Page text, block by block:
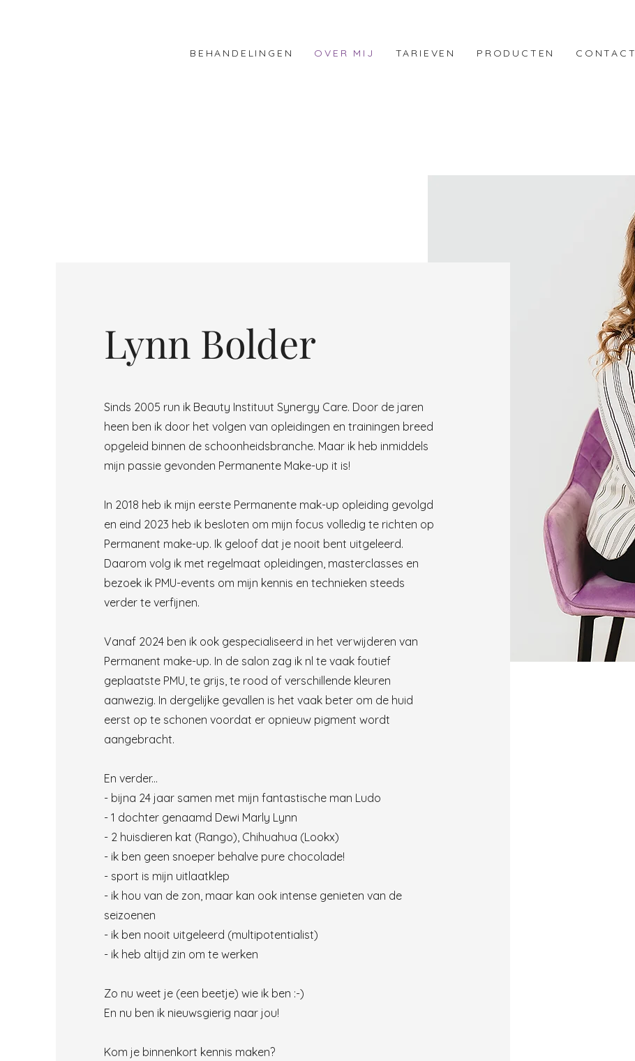
BEHANDELINGEN OVER MIJ TARIEVEN PRODUCTEN CONTACT
Lynn Bolder
Sinds 2005 run ik Beauty Instituut Synergy Care. Door de jaren
heen ben ik door het volgen van opleidingen en trainingen breed
opgeleid binnen de schoonheidsbranche. Maar ik heb inmiddels
mijn passie gevonden Permanente Make-up it is!
In 2018 heb ik mijn eerste Permanente mak-up opleiding gevolgd
en eind 2023 heb ik besloten om mijn focus volledig te richten op
Permanent make-up. Ik geloof dat je nooit bent uitgeleerd.
Daarom volg ik met regelmaat opleidingen, masterclasses en
bezoek ik PMU-events om mijn kennis en technieken steeds
verder te verfijnen.
Vanaf 2024 ben ik ook gespecialiseerd in het verwijderen van
Permanent make-up. In de salon zag ik nl te vaak foutief
geplaatste PMU, te grijs, te rood of verschillende kleuren
aanwezig. In dergelijke gevallen is het vaak beter om de huid
eerst op te schonen voordat er opnieuw pigment wordt
aangebracht.
En verder...
- bijna 24 jaar samen met mijn fantastische man Ludo
- 1 dochter genaamd Dewi Marly Lynn
- 2 huisdieren kat (Rango), Chihuahua (Lookx)
- ik ben geen snoeper behalve pure chocolade!
- sport is mijn uitlaatklep
- ik hou van de zon, maar kan ook intense genieten van de
seizoenen
- ik ben nooit uitgeleerd (multipotentialist)
- ik heb altijd zin om te werken
Zo nu weet je (een beetje) wie ik ben :-)
En nu ben ik nieuwsgierig naar jou!
Kom je binnenkort kennis maken?